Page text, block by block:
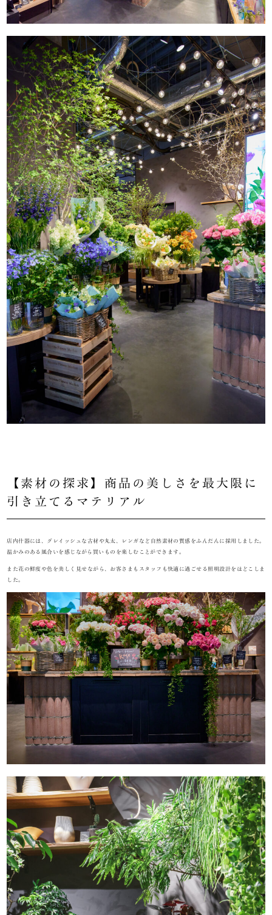
【素材の探求】商品の美しさを最大限に
引き立てるマテリアル
店内什器には、グレイッシュな古材や丸太、レンガなど自然素材の質感をふんだんに採用しました。
温かみのある風合いを感じながら買いものを楽しむことができます。
また花の鮮度や色を美しく見せながら、お客さまもスタッフも快適に過ごせる照明設計をほどこしま
した。